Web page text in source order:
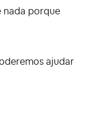
nada porque
ajudar